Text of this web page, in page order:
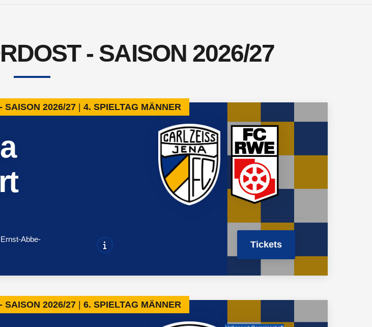
- SAISON 2026/27
SAISON 2026/27 4. SPIELTAG MÄNNER
Abbe-
Tickets
SAISON 2026/27 6. SPIELTAG MÄNNER